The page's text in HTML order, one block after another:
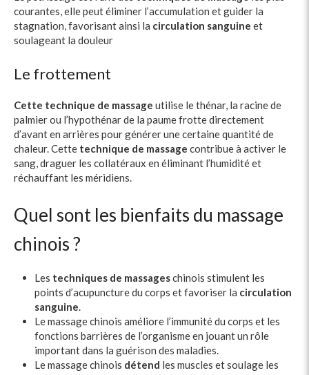
courantes, elle peut éliminer l’accumulation et guider la
stagnation, favorisant ainsi la circulation sanguine et
soulageant la douleur
Le frottement
Cette technique de massage utilise le thénar, la racine de
palmier ou l’hypothénar de la paume frotte directement
d’avant en arrières pour générer une certaine quantité de
chaleur. Cette technique de massage contribue à activer le
sang, draguer les collatéraux en éliminant l’humidité et
réchauffant les méridiens.
Quel sont les bienfaits du massage
chinois ?
Les techniques de massageschinois stimulent les
points d’acupuncture du corps et favoriser la circulation
sanguine.
Le massage chinois améliore l’immunité du corps et les
fonctions barrières de l’organisme en jouant un rôle
important dans la guérison des maladies.
Le massage chinois détend les muscles et soulage les